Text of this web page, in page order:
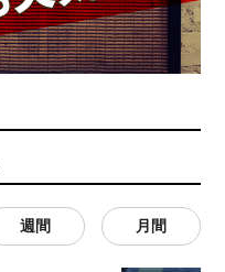
週間 月間